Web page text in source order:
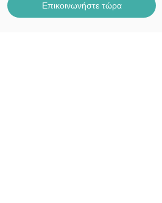
Επικοινωνήστε τώρα